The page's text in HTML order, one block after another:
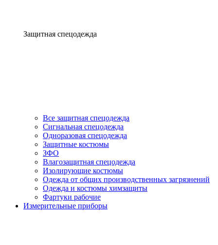
Защитная спецодежда
Все защитная спецодежда
Сигнальная спецодежда
Одноразовая спецодежда
Защитные костюмы
ЗФО
Влагозащитная спецодежда
Изолирующие костюмы
Одежда от общих производственных загрязнений
Одежда и костюмы химзащиты
Фартуки рабочие
Измерительные приборы